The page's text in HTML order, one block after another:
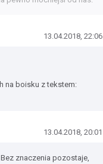
13.04.2018, 22:06
na boisku z tekstem:
13.04.2018, 20:01
znaczenia pozostaje,